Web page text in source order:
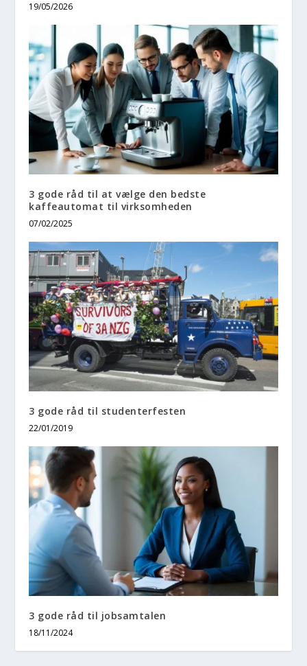
19/05/2026
3 gode råd til at vælge den bedste
kaffeautomat til virksomheden
07/02/2025
3 gode råd til studenterfesten
22/01/2019
3 gode råd til jobsamtalen
18/11/2024